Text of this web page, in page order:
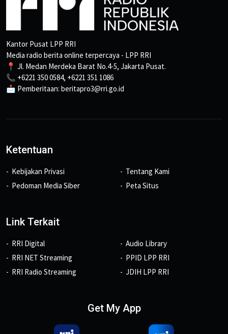
Kantor Pusat LPP RRI
Media radio berita online terpercaya - LPP RRI
📍 Jl. Medan Merdeka Barat No.4-5, Jakarta Pusat.
📞 +6221 350 0584, +6221 351 1086
📩 Pemberitaan: beritapro3@rri.go.id
Ketentuan
Kebijakan Privasi
Pedoman Media Siber
Tentang Kami
Peta Situs
Link Terkait
RRI Digital
RRI NET Streaming
RRI Radio Streaming
Audio Library
PPID LPP RRI
JDIH LPP RRI
Get My App